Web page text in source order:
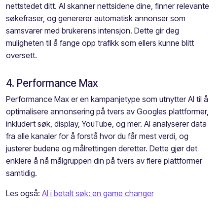
nettstedet ditt. AI skanner nettsidene dine, finner relevante
søkefraser, og genererer automatisk annonser som
samsvarer med brukerens intensjon. Dette gir deg
muligheten til å fange opp trafikk som ellers kunne blitt
oversett.
4. Performance Max
Performance Max er en kampanjetype som utnytter AI til å
optimalisere annonsering på tvers av Googles plattformer,
inkludert søk, display, YouTube, og mer. AI analyserer data
fra alle kanaler for å forstå hvor du får mest verdi, og
justerer budene og målrettingen deretter. Dette gjør det
enklere å nå målgruppen din på tvers av flere plattformer
samtidig.
Les også: AI i betalt søk: en game changer